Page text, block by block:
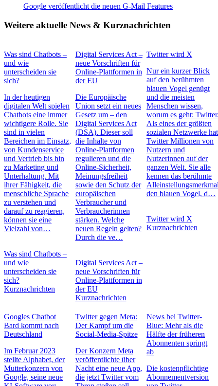
Google veröffentlicht die neuen G-Mail Features
Weitere aktuelle News & Kurznachrichten
Was sind Chatbots –
und wie
unterscheiden sie
sich?
In der heutigen
digitalen Welt spielen
Chatbots eine immer
wichtigere Rolle. Sie
sind in vielen
Bereichen im Einsatz,
von Kundenservice
und Vertrieb bis hin
zu Marketing und
Unterhaltung. Mit
ihrer Fähigkeit, die
menschliche Sprache
zu verstehen und
darauf zu reagieren,
können sie eine
Vielzahl von…
Was sind Chatbots –
und wie
unterscheiden sie
sich?
Kurznachrichten
Digital Services Act –
neue Vorschriften für
Online-Plattformen in
der EU
Die Europäische
Union setzt ein neues
Gesetz um – den
Digital Services Act
(DSA). Dieser soll
die Inhalte von
Online-Plattformen
regulieren und die
Online-Sicherheit,
Meinungsfreiheit
sowie den Schutz der
europäischen
Verbraucher und
Verbraucherinnen
stärken. Welche
neuen Regeln gelten?
Durch die ve…
Digital Services Act –
neue Vorschriften für
Online-Plattformen in
der EU
Kurznachrichten
Twitter wird X
Nur ein kurzer Blick
auf den berühmten
blauen Vogel genügt
und die meisten
Menschen wissen,
worum es geht:
Als eines der größten
sozialen Netzwerke hat
Twitter Millionen von
Nutzern und
Nutzerinnen auf der
ganzen Welt. Sie alle
kennen das berühmte
den blauen Vogel, d…
Twitter wird X
Kurznachrichten
Googles Chatbot
Bard kommt nach
Deutschland
Im Februar 2023
stellte Alphabet, der
Mutterkonzern von
Google, seine neue
Twitter gegen Meta:
Der Kampf um die
Social-Media-Spitze
Der Konzern Meta
veröffentlichte über
Nacht eine neue App,
die jetzt Twitter vom
News bei Twitter-
Blue: Mehr als die
Hälfte der früheren
Abonnenten springt
ab
Die kostenpflichtige
Abonnementversion